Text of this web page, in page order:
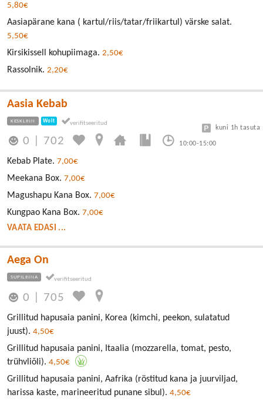
5,80€
Aasiapärane kana ( kartul/riis/tatar/friikartul) värske salat.
5,50€
Kirsikissell kohupiimaga. 2,50€
Rassolnik. 2,20€
Aasia Kebab
KESKLINN Wolt
0 702 10:00-15:00
kuni 1h tasuta
Kebab Plate. 7,00€
Meekana Box. 7,00€
Magushapu Kana Box. 7,00€
Kungpao Kana Box. 7,00€
VAATA EDASI ...
Aega On
SUPILINNA
0 705
Grillitud hapusaia panini, Korea (kimchi, peekon, sulatatud
juust). 4,50€
Grillitud hapusaia panini, Itaalia (mozzarella, tomat, pesto,
trühvliõli). 4,50€
Grillitud hapusaia panini, Aafrika (röstitud kana ja juurviljad,
harissa kaste, marineeritud punane sibul). 4,50€